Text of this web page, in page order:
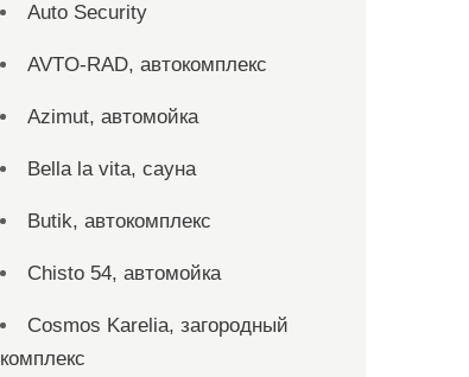
Auto Security
AVTO-RAD, автокомплекс
Azimut, автомойка
Bella la vita, сауна
Butik, автокомплекс
Chisto 54, автомойка
Cosmos Karelia, загородный
комплекс